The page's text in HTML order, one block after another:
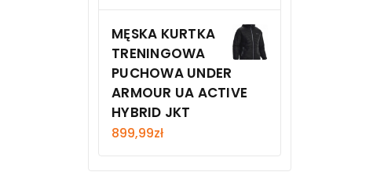
MĘSKA KURTKA
TRENINGOWA
PUCHOWA UNDER
ARMOUR UA ACTIVE
HYBRID JKT
899,99zł